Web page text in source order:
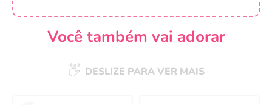
Você também vai adorar
DESLIZE PARA VER MAIS